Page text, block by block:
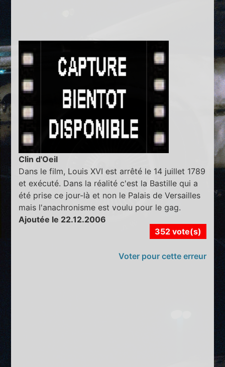
Clin d'Oeil
Dans le film, Louis XVI est arrêté le 14 juillet 1789
et exécuté. Dans la réalité c'est la Bastille qui a
été prise ce jour-là et non le Palais de Versailles
mais l'anachronisme est voulu pour le gag.
Ajoutée le 22.12.2006
352 vote(s)
Voter pour cette erreur